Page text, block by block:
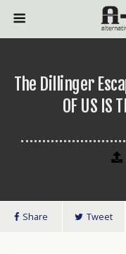
The Dillinger
OF US IS
Share Tweet